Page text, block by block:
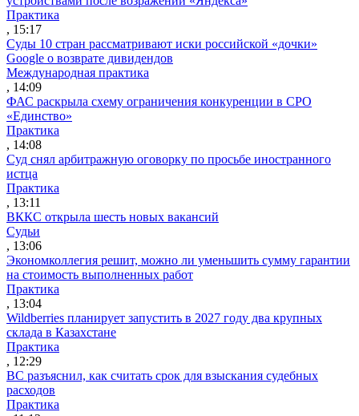
Практика
, 15:17
Суды 10 стран рассматривают иски российской «дочки»
Google о возврате дивидендов
Международная практика
, 14:09
ФАС раскрыла схему ограничения конкуренции в СРО
«Единство»
Практика
, 14:08
Суд снял арбитражную оговорку по просьбе иностранного
истца
Практика
, 13:11
ВККС открыла шесть новых вакансий
Судьи
, 13:06
Экономколлегия решит, можно ли уменьшить сумму гарантии
на стоимость выполненных работ
Практика
, 13:04
Wildberries планирует запустить в 2027 году два крупных
склада в Казахстане
Практика
, 12:29
ВС разъяснил, как считать срок для взыскания судебных
расходов
Практика